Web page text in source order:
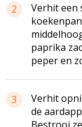
2
Verhit een
paprika
peper en
3
Verhit
de
Bestrooi